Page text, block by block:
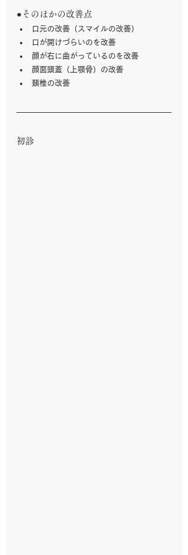
●そのほかの改善点
口元の改善（スマイルの改善）
口が開けづらいのを改善
顔が右に曲がっているのを改善
顔面頭蓋（上顎骨）の改善
頚椎の改善
初診